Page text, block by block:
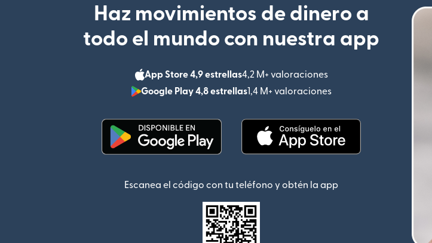
Haz movimientos de dinero a
todo el mundo con nuestra app
App Store 4,9 estrellas4,2 M+ valoraciones
(se abre en una ventana
Google Play 4,8 estrellas1,4 M+ valoraciones
(se abre en una
Escanea el código con tu teléfono y obtén la app